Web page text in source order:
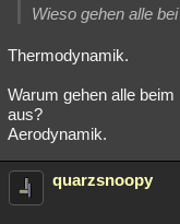
Wieso gehen alle
Thermodynamik.
Warum gehen alle
aus?
Aerodynamik.
quarzsnoopy